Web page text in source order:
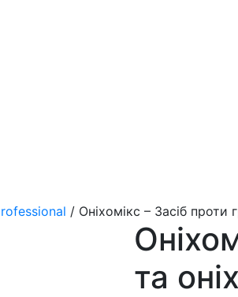
/ Оніхомікс – Засіб проти
та